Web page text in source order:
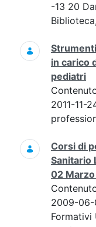
-13 20
in carico
pediatri
2011-11-
Corsi di
Sanitario
02
2009-06-
Formativi